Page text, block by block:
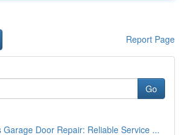
Report Page
Go
Garage Door Repair: Reliable Service ...